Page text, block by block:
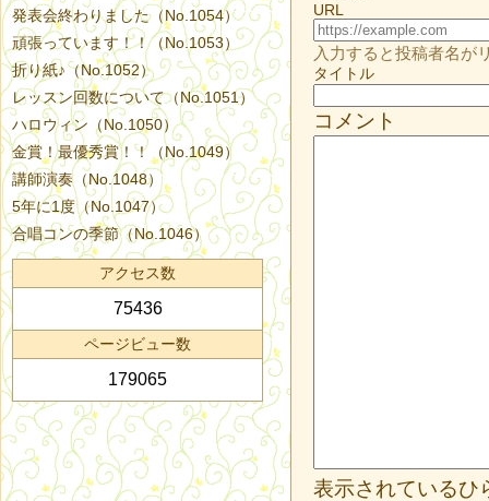
URL
入力すると投稿者名が
タイトル
コメント
表示されているひ
発表会終わりました（No.1054）
頑張っています！！（No.1053）
折り紙♪（No.1052）
レッスン回数について（No.1051）
ハロウィン（No.1050）
金賞！最優秀賞！！（No.1049）
講師演奏（No.1048）
5年に1度（No.1047）
合唱コンの季節（No.1046）
アクセス数
75436
ページビュー数
179065